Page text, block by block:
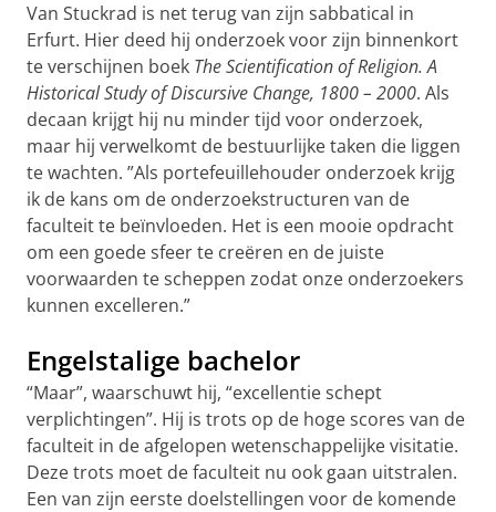
Van Stuckrad is net terug van zijn sabbatical in
Erfurt. Hier deed hij onderzoek voor zijn binnenkort
te verschijnen boek The Scientification of Religion. A
Historical Study of Discursive Change, 1800 – 2000. Als
decaan krijgt hij nu minder tijd voor onderzoek,
maar hij verwelkomt de bestuurlijke taken die liggen
te wachten. ”Als portefeuillehouder onderzoek krijg
ik de kans om de onderzoekstructuren van de
faculteit te beïnvloeden. Het is een mooie opdracht
om een goede sfeer te creëren en de juiste
voorwaarden te scheppen zodat onze onderzoekers
kunnen excelleren.”
Engelstalige bachelor
“Maar”, waarschuwt hij, “excellentie schept
verplichtingen”. Hij is trots op de hoge scores van de
faculteit in de afgelopen wetenschappelijke visitatie.
Deze trots moet de faculteit nu ook gaan uitstralen.
Een van zijn eerste doelstellingen voor de komende